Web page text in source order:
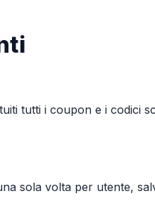
tutti i coupon e i codici
sola volta per utente,